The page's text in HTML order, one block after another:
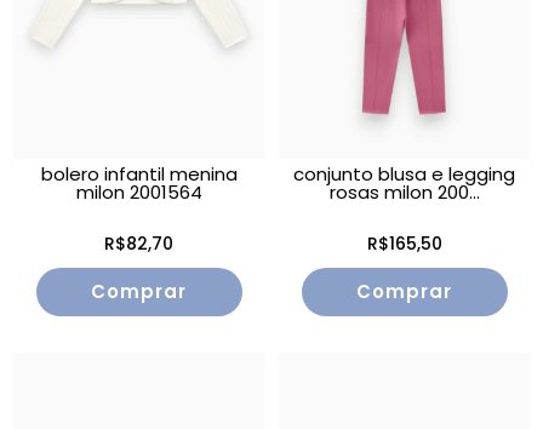
bolero infantil menina
milon 2001564
R$82,70
Comprar
conjunto blusa e legging
rosas milon 200...
R$165,50
Comprar